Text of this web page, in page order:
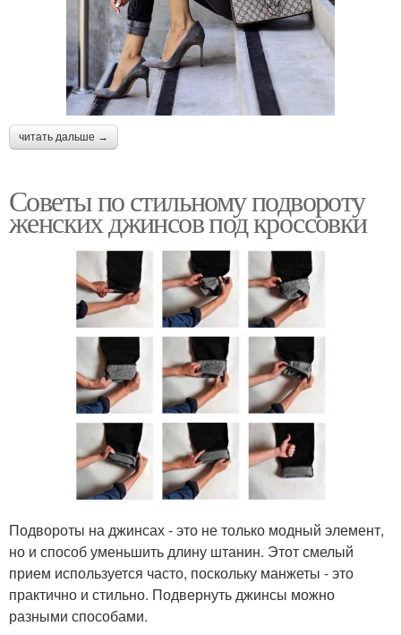
читать дальше →
Советы по стильному подвороту
женских джинсов под кроссовки
Подвороты на джинсах - это не только модный элемент,
но и способ уменьшить длину штанин. Этот смелый
прием используется часто, поскольку манжеты - это
практично и стильно. Подвернуть джинсы можно
разными способами.